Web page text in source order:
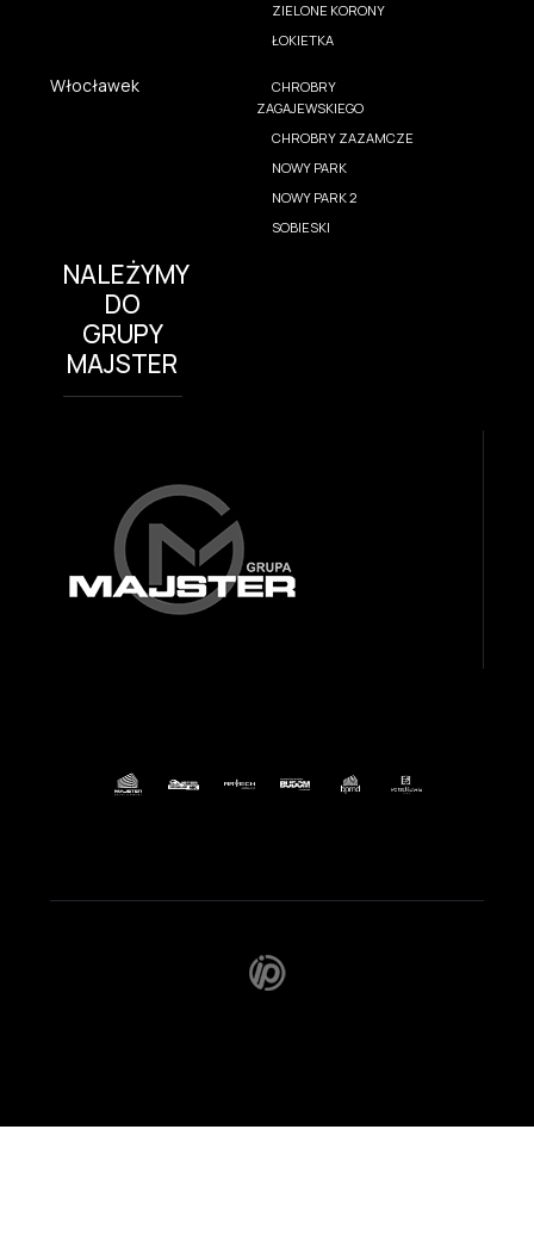
ZIELONE KORONY
ŁOKIETKA
Włocławek
CHROBRY
ZAGAJEWSKIEGO
CHROBRY ZAZAMCZE
NOWY PARK
NOWY PARK 2
SOBIESKI
NALEŻYMY
DO
GRUPY
MAJSTER